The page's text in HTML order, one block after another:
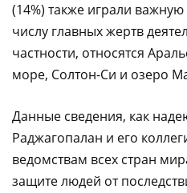
(14%) также играли
числу главных жертв
частности, относятся
море, Солтон-Си и озеро
Данные сведения, как
Раджагопалан и его
ведомствам всех стран
защите людей от